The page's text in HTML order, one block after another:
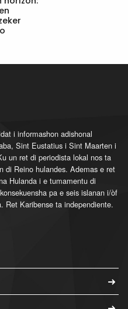
i informashon adishonal
Sint Eustatius i Sint Maarten i
un ret di periodista lokal nos ta
di Reino hulandes. Ademas e ret
Hulanda i e tumamentu di
pa e seis islanan i/òf
Ret Karibense ta independiente.